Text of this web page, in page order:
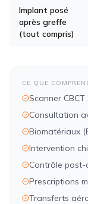
Implant posé
après greffe
(tout compris)
CE QUE
Scanner
Consultation
Biomatériaux
Intervention
Contrôle post-
Prescriptions
Transferts